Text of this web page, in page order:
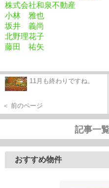
株式会社和泉不動産
小林 雅也
坂井 義尚
北野理花子
藤田 祐矢
11月も終わりですね。
＜ 前のページ
記事一
おすすめ物件